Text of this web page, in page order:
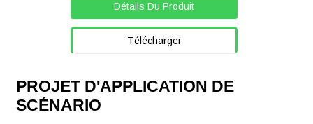
Détails Du Produit
Télécharger
PROJET D'APPLICATION DE
SCÉNARIO
Dispositif